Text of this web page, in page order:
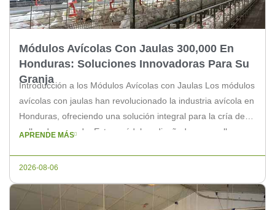
Módulos Avícolas Con Jaulas 300,000 En
Honduras: Soluciones Innovadoras Para Su
Granja
Introducción a los Módulos Avícolas con Jaulas Los módulos
avícolas con jaulas han revolucionado la industria avícola en
Honduras, ofreciendo una solución integral para la cría de
pollos de engorde. Estos módulos, diseñados para albergar
APRENDE MÁS
2026-08-06